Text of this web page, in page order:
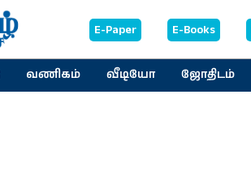
E-Paper E-Books
வணிகம் வீடியோ ஜோதிடம்